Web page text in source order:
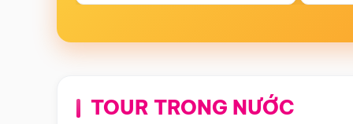
TOUR TRONG NƯỚC
Điểm nổi bật